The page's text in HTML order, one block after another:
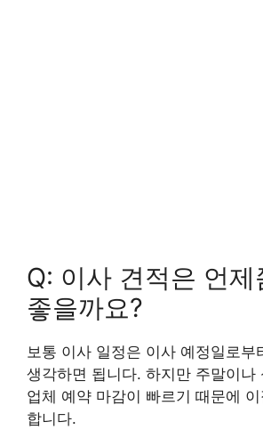
Q: 이사 견적은 언제
좋을까요?
보통 이사 일정은 이사 예정일로부
생각하면 됩니다. 하지만 주말이나
업체 예약 마감이 빠르기 때문에
합니다.